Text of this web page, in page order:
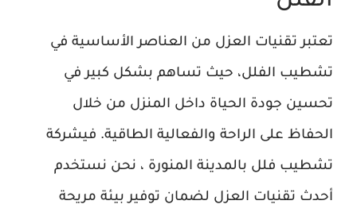
تعتبر تقنيات العزل من العناصر الأساسية في
تشطيب الفلل، حيث تساهم بشكل كبير في
تحسين جودة الحياة داخل المنزل من خلال
الحفاظ على الراحة والفعالية الطاقية. فيشركة
تشطيب فلل بالمدينة المنورة ، نحن نستخدم
أحدث تقنيات العزل لضمان توفير بيئة مريحة